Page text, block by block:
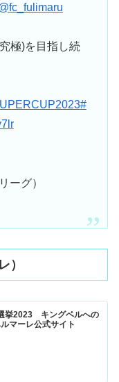
極)を目指し続
#
ーグ）
）
挙2023 キングベルへの
マーレ公式サイト